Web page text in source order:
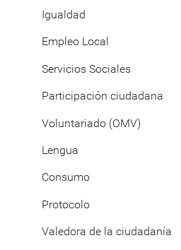
Igualdad
Empleo Local
Servicios Sociales
Participación ciudadana
Voluntariado (OMV)
Lengua
Consumo
Protocolo
Valedora de la ciudadanía